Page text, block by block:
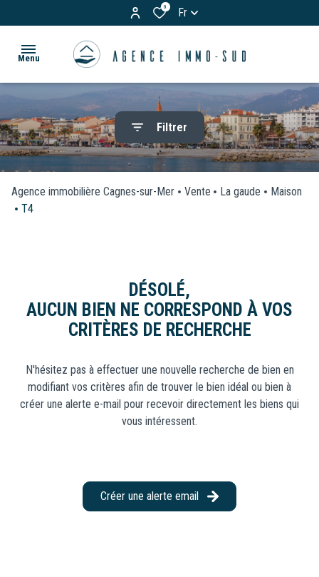
0 Fr
Menu
ACCUEIL
ACHETER
Appartements
Maisons
& Villas
Parkings
Commerciaux
Neuf
LOUER
VOS
CONSEILLERS
NOUS
REJOINDRE
Filtrer
Agence immobilière Cagnes-sur-Mer Vente La gaude
Maison
T4
DÉSOLÉ,
AUCUN BIEN NE CORRESPOND À VOS
CRITÈRES DE RECHERCHE
N'hésitez pas à effectuer une nouvelle recherche de bien en
modifiant vos critères afin de trouver le bien idéal ou bien à
créer une alerte e-mail pour recevoir directement les biens qui
vous intéressent.
Créer une alerte email